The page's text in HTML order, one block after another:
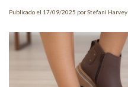
Publicado el 17/09/2025 por Stefani Harvey